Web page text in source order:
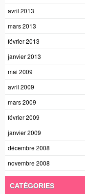
avril 2013
mars 2013
février 2013
janvier 2013
mai 2009
avril 2009
mars 2009
février 2009
janvier 2009
décembre 2008
novembre 2008
CATÉGORIES